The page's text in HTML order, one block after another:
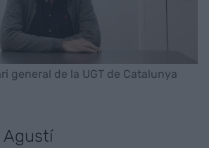
general de la UGT de Catalunya
Agustí